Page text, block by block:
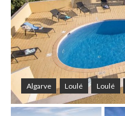
Algarve Loulé Loulé